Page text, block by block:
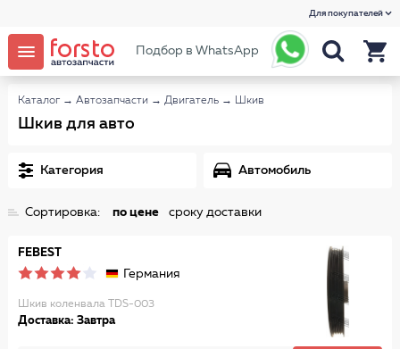
Для покупателей
Подбор в WhatsApp
Каталог → Автозапчасти → Двигатель → Шкив
Шкив для авто
Категория Автомобиль
Сортировка: по цене сроку доставки
FEBEST
Германия
Шкив коленвала TDS-003
Доставка: Завтра